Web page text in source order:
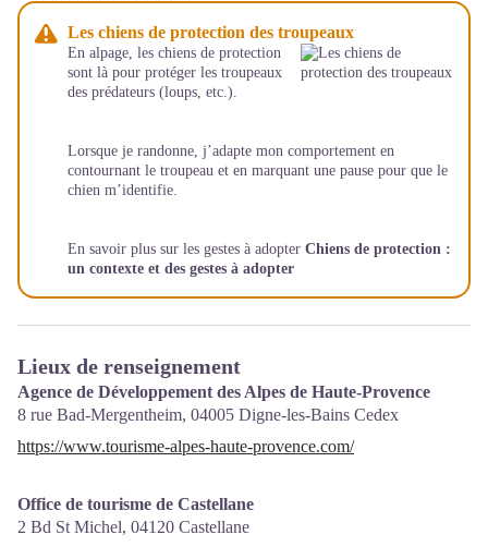
Les chiens de protection des troupeaux
En alpage, les chiens de protection
sont là pour protéger les troupeaux
des prédateurs (loups, etc.).
Lorsque je randonne, j’adapte mon comportement en
contournant le troupeau et en marquant une pause pour que le
chien m’identifie.
En savoir plus sur les gestes à adopter Chiens de protection :
un contexte et des gestes à adopter
Lieux de renseignement
Agence de Développement des Alpes de Haute-Provence
8 rue Bad-Mergentheim, 04005 Digne-les-Bains Cedex
https://www.tourisme-alpes-haute-provence.com/
Office de tourisme de Castellane
2 Bd St Michel, 04120 Castellane